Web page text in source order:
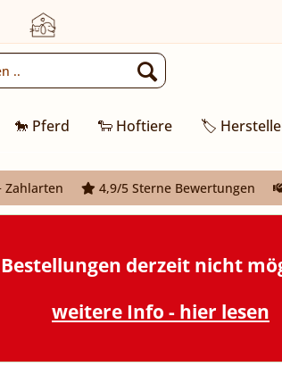
🐎 Pferd 🐑 Hoftiere 🏷️
Zahlarten 4,9/5 Sterne Bewertungen
Bestellungen derzeit nicht
weitere Info - hier lesen